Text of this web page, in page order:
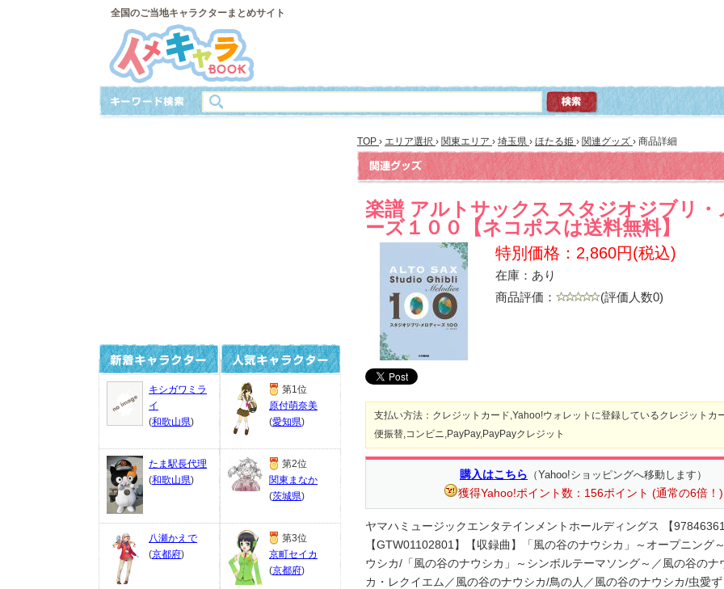
全国のご当地キャラクターまとめサイト
キシガワミラ
イ
(和歌山県)
たま駅長代理
(和歌山県)
八瀬かえで
(京都府)
第1位
原付萌奈美
(愛知県)
第2位
関東まなか
(茨城県)
第3位
京町セイカ
(京都府)
TOP › エリア選択 › 関東エリア › 埼玉県 › ほたる姫 › 関連グッズ › 商品詳細
楽譜 アルトサックス スタジオジブリ・
ーズ１００【ネコポスは送料無料】
特別価格：2,860円(税込)
在庫：あり
商品評価：
(評価人数0)
支払い方法：クレジットカード,Yahoo!ウォレットに登録しているクレジットカ
便振替,コンビニ,PayPay,PayPayクレジット
購入はこちら （Yahoo!ショッピングへ移動します）
獲得Yahoo!ポイント数：156ポイント (通常の6倍！)
ヤマハミュージックエンタテインメントホールディングス 【
【GTW01102801】【収録曲】「風の谷のナウシカ」～オープニング
ウシカ/「風の谷のナウシカ」～シンボルテーマソング～／風の谷のナ
カ・レクイエム／風の谷のナウシカ/鳥の人／風の谷のナウシカ/虫愛